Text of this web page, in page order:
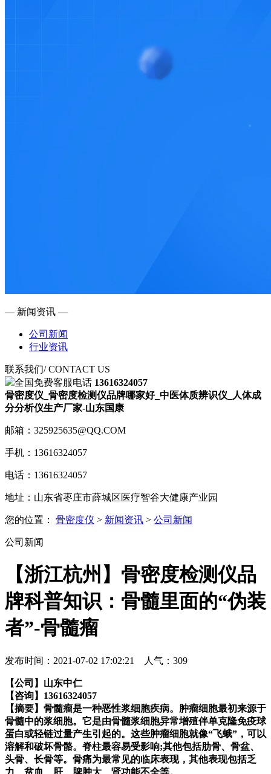
— 新闻资讯 —
公司新闻
行业资讯
联系我们/ CONTACT US
全国免费客服电话 13616324057
骨密度仪_骨密度检测仪品牌哪家好_中医体质辨识仪_人体成
分分析仪生产厂家-山东国康
邮箱：325925635@QQ.COM
手机：13616324057
电话：13616324057
地址：山东省枣庄市薛城区医疗智谷大健康产业园
您的位置： 骨密度仪 > 新闻资讯 > 公司新闻
公司新闻
【浙江杭州】骨密度检测仪品
牌科普知识：骨髓里面的“伪装
者”-骨髓瘤
发布时间：2021-07-02 17:02:21 人气： 309
【公司】山东中仁
【咨询】13616324057
【摘要】 骨髓瘤是一种恶性浆细胞疾病。肿瘤细胞最初来源于
骨髓中的浆细胞。它是由骨髓浆细胞异常增殖伴单克隆免疫球
蛋白或轻链过量产生引起的。这些肿瘤细胞就像“飞蛾”，可以
溶解和破坏骨骼。脊柱最容易受影响;其他包括肋骨、骨盆、
头骨、长骨等。骨痛为最常见的临床表现，其他表现包括乏
力、贫血、肝、脾肿大、肾功能不全等。